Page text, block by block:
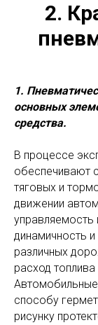
2.
1.
основных
средства.
В процессе
обеспечивают
тяговых и
движении
управляемость
динамичность
различных
расход
способу
рисунку